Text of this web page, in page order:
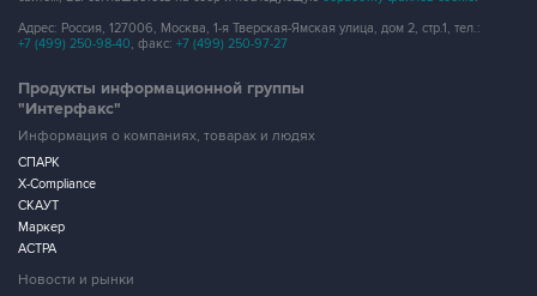
Адрес: Россия, 127006, Москва, 1-я Тверская-Ямская улица, дом 2, стр.1, тел.:
+7 (499) 250-98-40, факс: +7 (499) 250-97-27
Продукты информационной группы
"Интерфакс"
Информация о компаниях, товарах и людях
СПАРК
X-Compliance
СКАУТ
Маркер
АСТРА
Новости и рынки